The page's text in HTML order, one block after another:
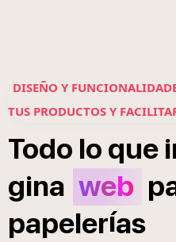
DISEÑO Y
TUS PRODUCTOS Y
Todo lo que
gina web
papelerías